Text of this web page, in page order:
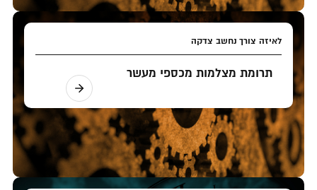
לאיזה צורך נחשב צדקה
תרומת מצלמות מכספי מעשר